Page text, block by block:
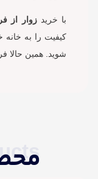
با خریدزوار از
کیفیت را به خانه
شوید. همین حالا